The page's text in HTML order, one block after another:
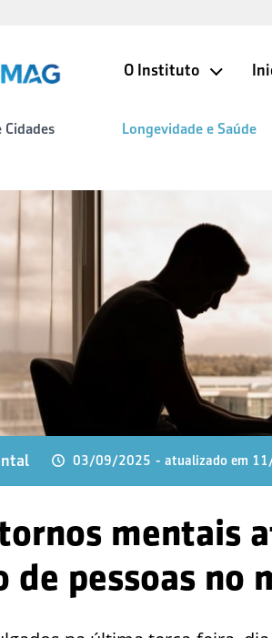
O Instituto
Cidades Longevidade e Saúde
03/09/2025 - atualizado em
mentais
de pessoas no